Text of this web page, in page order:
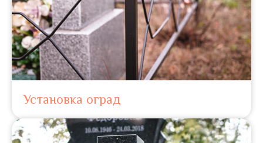
Установка оград